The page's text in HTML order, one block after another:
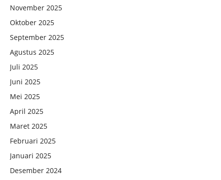
November 2025
Oktober 2025
September 2025
Agustus 2025
Juli 2025
Juni 2025
Mei 2025
April 2025
Maret 2025
Februari 2025
Januari 2025
Desember 2024